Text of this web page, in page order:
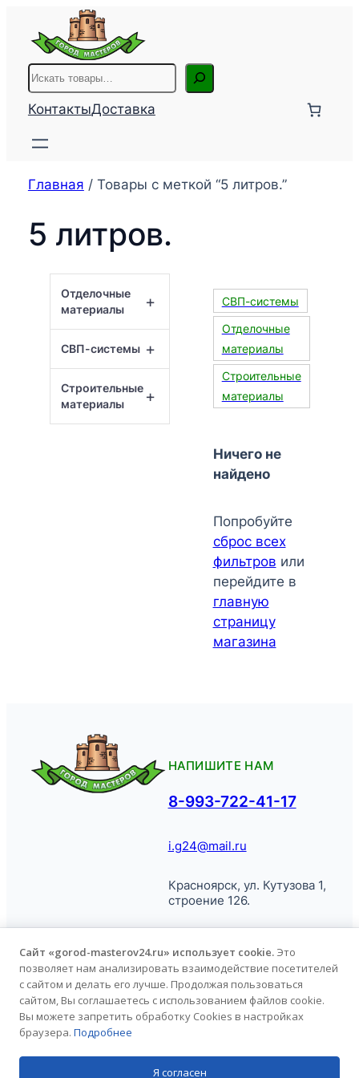
содержимому
Поиск
КонтактыДоставка
Главная / Товары с меткой “5 литров.”
5 литров.
+
Отделочные
материалы
+
СВП-системы
+
Строительные
материалы
СВП-системы
Отделочные
материалы
Строительные
материалы
Ничего не
найдено
Попробуйте
сброс всех
фильтров или
перейдите в
главную
страницу
магазина
НАПИШИТЕ НАМ
8-993-722-41-17
i.g24@mail.ru
Красноярск, ул. Кутузова 1,
строение 126.
© Город
Мастеров, 2026.
Политика обработки
персональных данных
Продвижение сайта
Сайт «gorod-masterov24.ru» использует cookie. Это
позволяет нам анализировать взаимодействие посетителей
с сайтом и делать его лучше. Продолжая пользоваться
сайтом, Вы соглашаетесь с использованием файлов cookie.
Вы можете запретить обработку Cookies в настройках
браузера. Подробнее
Я согласен